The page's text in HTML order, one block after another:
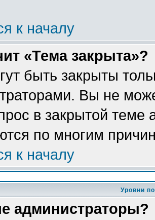
к началу
«Тема закрыта»?
быть закрыты
Вы не
в закрытой теме
по многим
к началу
Уровни
администраторы?